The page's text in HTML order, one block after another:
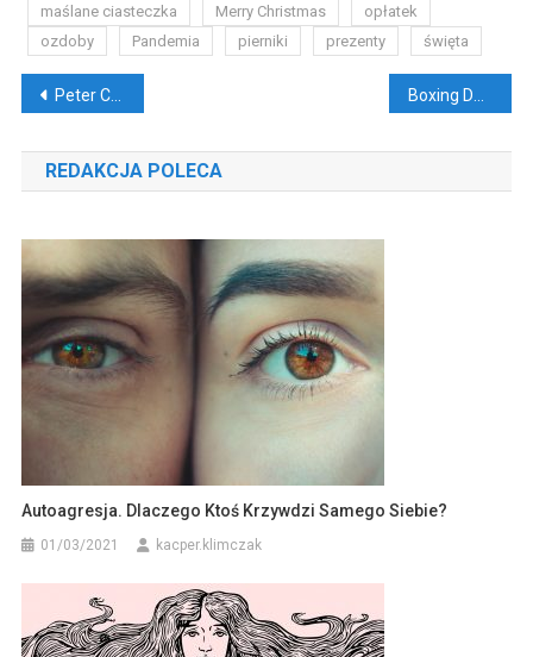
maślane ciasteczka
Merry Christmas
opłatek
ozdoby
Pandemia pierniki prezenty święta
Nawigacja
wpisu
Peter Crouch – dwa metry uśmiechu. Biografia
REDAKCJA POLECA
Autoagresja. Dlaczego Ktoś Krzywdzi Samego Siebie?
01/03/2021 kacper.klimczak